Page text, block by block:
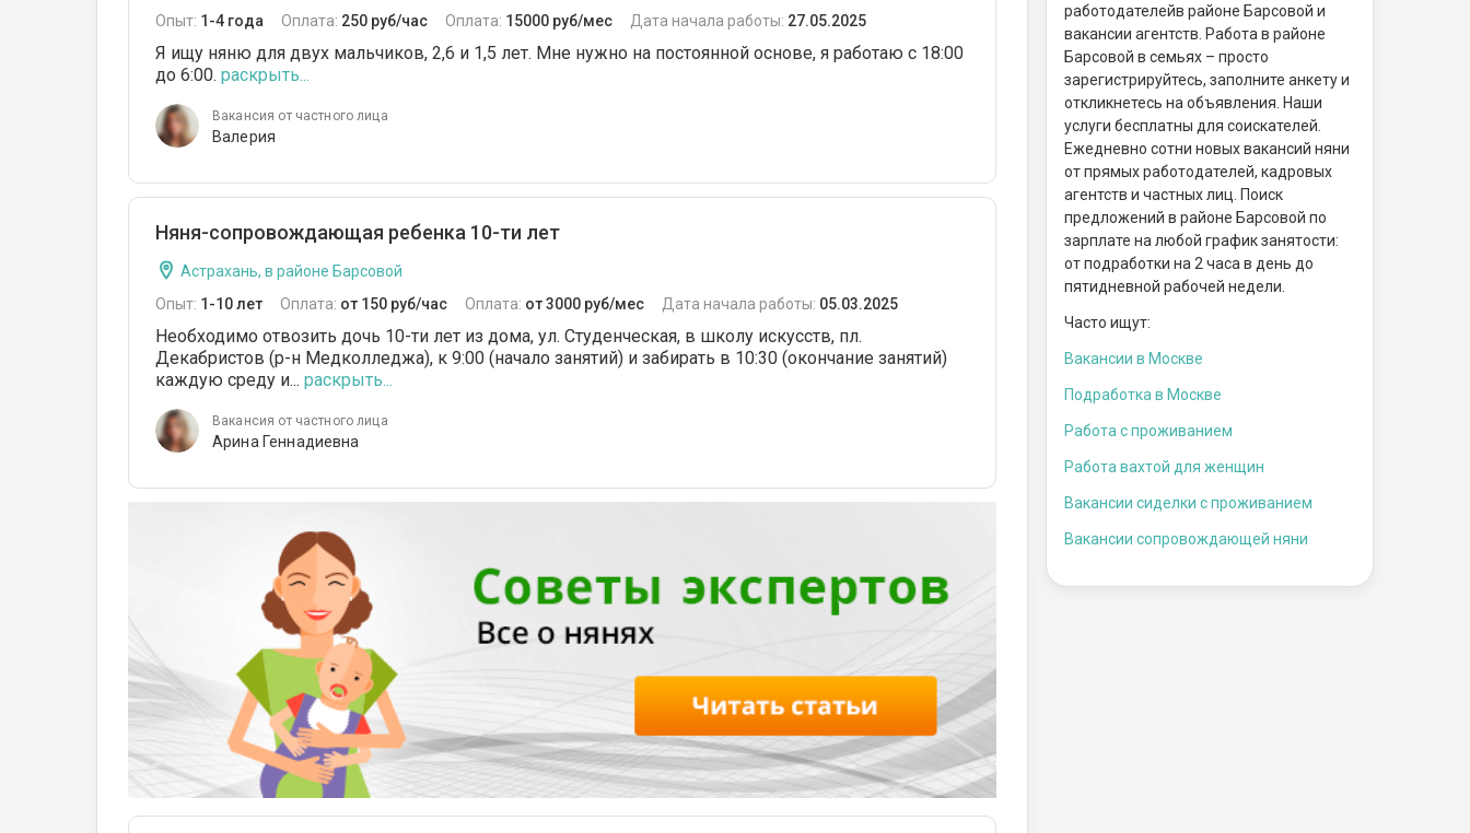
Опыт: 1-4 года Оплата: 250 руб/час Оплата: 15000 руб/мес Дата начала работы: 27.05.2025
Я ищу няню для двух мальчиков, 2,6 и 1,5 лет. Мне нужно на постоянной основе, я работаю с 18:00
до 6:00. раскрыть...
Вакансия от частного лица
Валерия
Няня-сопровождающая ребенка 10-ти лет
Астрахань, в районе Барсовой
Опыт: 1-10 лет Оплата: от 150 руб/час Оплата: от 3000 руб/мес Дата начала работы: 05.03.2025
Необходимо отвозить дочь 10-ти лет из дома, ул. Студенческая, в школу искусств, пл.
Декабристов (р-н Медколледжа), к 9:00 (начало занятий) и забирать в 10:30 (окончание занятий)
каждую среду и... раскрыть...
Вакансия от частного лица
Арина Геннадиевна
работодателейв районе Барсовой и
вакансии агентств. Работа в районе
Барсовой в семьях – просто
зарегистрируйтесь, заполните анкету и
откликнетесь на объявления. Наши
услуги бесплатны для соискателей.
Ежедневно сотни новых вакансий няни
от прямых работодателей, кадровых
агентств и частных лиц. Поиск
предложений в районе Барсовой по
зарплате на любой график занятости:
от подработки на 2 часа в день до
пятидневной рабочей недели.
Часто ищут:
Вакансии в Москве
Подработка в Москве
Работа с проживанием
Работа вахтой для женщин
Вакансии сиделки с проживанием
Вакансии сопровождающей няни